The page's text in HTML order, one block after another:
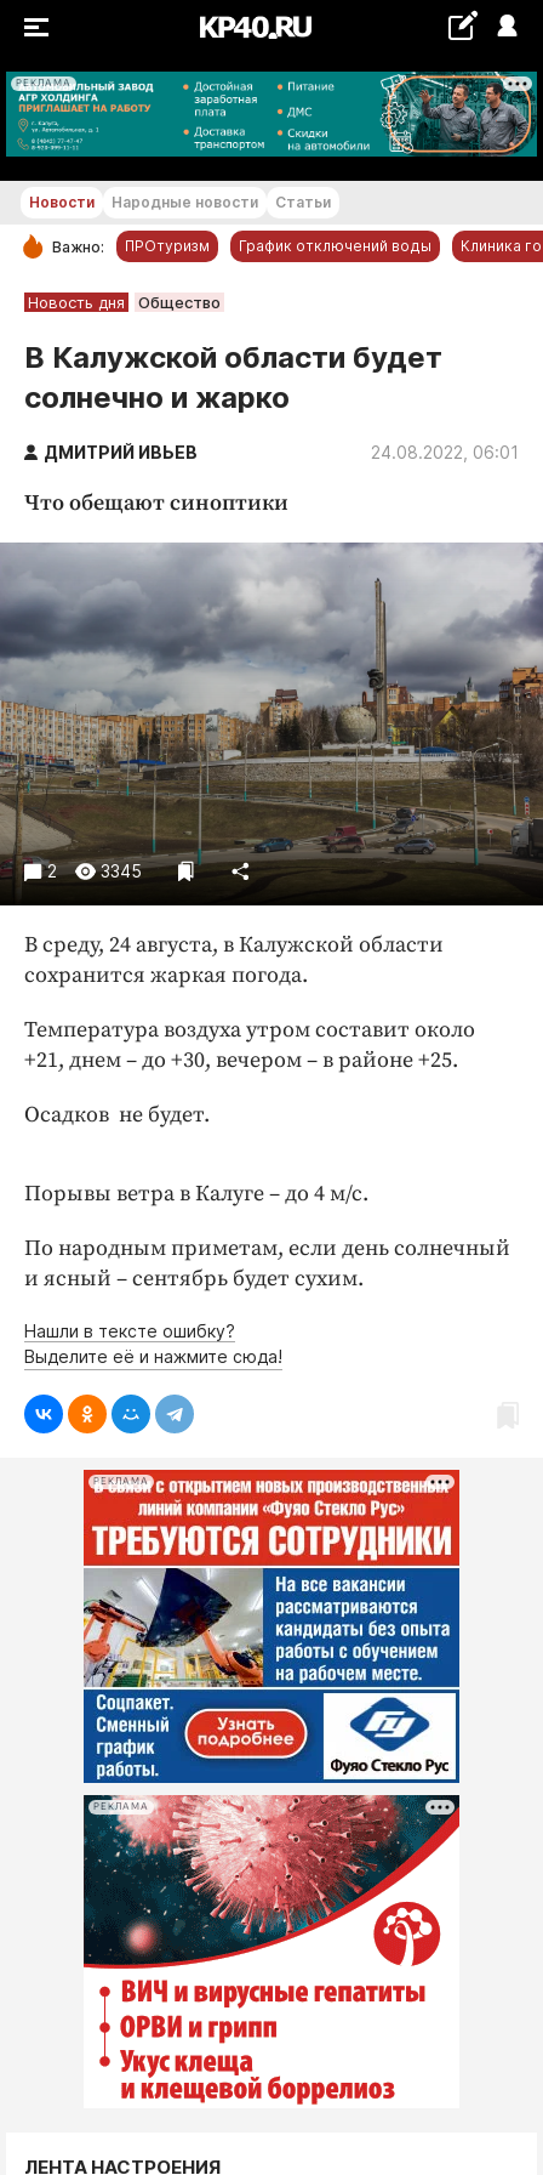
РЕКЛАМА
+19...+20 °С
РУБРИКИ
Новости компаний
Статьи
Народные новости
Авто и транспорт
Криминал
Культура
Недвижимость и ЖКХ
Образование
Общество
Погода
Праздники
Происшествия
Спорт
Экономика и бизнес
ПРОЕКТЫ
Блоги
Издания
Медиаперсона
Клиника года
Работодатель года
Новости Народные новости Статьи
Важно: ПРОтуризм График отключений воды Клиника
Новость дня Общество
В Калужской области будет
солнечно и жарко
ДМИТРИЙ ИВЬЕВ 24.08.2022, 06:01
Что обещают синоптики
2 3345
В среду, 24 августа, в Калужской области
сохранится жаркая погода.
Температура воздуха утром составит около
+21, днем – до +30, вечером – в районе +25.
Осадков не будет.
Порывы ветра в Калуге – до 4 м/с.
По народным приметам, если день солнечный
и ясный – сентябрь будет сухим.
Нашли в тексте ошибку?
Выделите её и нажмите сюда!
РЕКЛАМА
РЕКЛАМА
ЛЕНТА НАСТРОЕНИЯ